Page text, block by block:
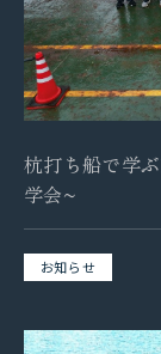
杭打ち船で学
学会~
お知らせ